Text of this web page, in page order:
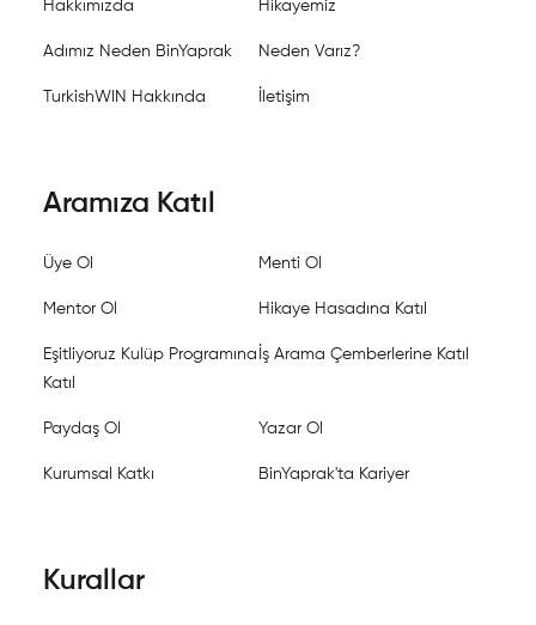
Hakkımızda Hikayemiz
Adımız Neden BinYaprak Neden Varız?
TurkishWIN Hakkında İletişim
Aramıza Katıl
Üye Ol Menti Ol
Mentor Ol Hikaye Hasadına Katıl
Eşitliyoruz Kulüp Programına
Katıl
İş Arama Çemberlerine Katıl
Paydaş Ol Yazar Ol
Kurumsal Katkı BinYaprak'ta Kariyer
Kurallar